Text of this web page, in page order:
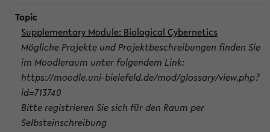
Supplementary Module: Biological Cybernetics
Mögliche Projekte und Projektbeschreibungen finden Sie
im Moodleraum unter folgendem Link:
https://moodle.uni-bielefeld.de/mod/glossary/view.php?
id=713740
Bitte registrieren Sie sich für den Raum per
Selbsteinschreibung